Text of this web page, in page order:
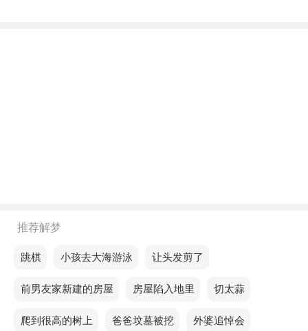
老人梦见娘家厨房着火冒烟，预示你的生意会越做越
大，得到大家的认可，成为名人。
不同的人梦见娘家厨房着火冒烟预示着什么？
单身的人梦见娘家厨房着火冒烟，失败时要保持自
推荐解梦
梦见跳棋梦见小孩去大海游泳梦见让头发剪了
梦见前男友家新建的房屋梦见房屋陷入地里 梦见切太蒜
梦见爬到很高的树上 梦见爸爸坟墓被挖梦见外婆追悼会